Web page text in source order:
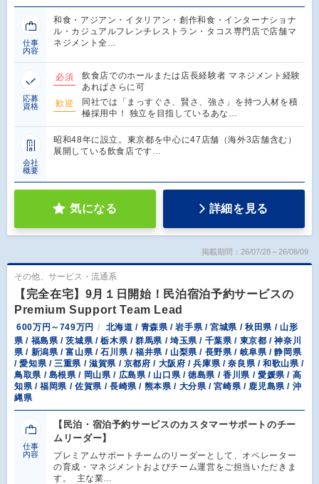
仕事
内容
和食・アジアン・イタリアン・創作和食・インターナショナ
ル・カジュアルフレンチレストラン・タコス専門店で店舗マ
ネジメント全…
応募
資格
必須
飲食店でのホールまたは店長経験者 マネジメント経験
あればさらに可
歓迎
同社では「まっすぐさ、賢さ、強さ」を持つ人材を積
極採用中！ 独立を目指しているあな…
会社
概要
昭和48年に設立。東京都を中心に47店舗（海外3店舗含む）
展開している飲食店です…
気になる 詳細を見る
掲載期間：26/07/28～26/08/09
その他、サービス・流通系
【完全在宅】9月１日開始！民泊宿泊予約サービスの
Premium Support Team Lead
600万円～749万円
北海道 / 青森県 / 岩手県 / 宮城県 / 秋田県 / 山形
県 / 福島県 / 茨城県 / 栃木県 / 群馬県 / 埼玉県 / 千葉県 / 東京都 / 神奈川
県 / 新潟県 / 富山県 / 石川県 / 福井県 / 山梨県 / 長野県 / 岐阜県 / 静岡県
/ 愛知県 / 三重県 / 滋賀県 / 京都府 / 大阪府 / 兵庫県 / 奈良県 / 和歌山県 /
鳥取県 / 島根県 / 岡山県 / 広島県 / 山口県 / 徳島県 / 香川県 / 愛媛県 / 高
知県 / 福岡県 / 佐賀県 / 長崎県 / 熊本県 / 大分県 / 宮崎県 / 鹿児島県 / 沖
縄県
仕事
内容
【民泊・宿泊予約サービスのカスタマーサポートのチー
ムリーダー】
プレミアムサポートチームのリーダーとして、オペレーター
の育成・マネジメントおよびチーム運営をご担当いただきま
す。 主な業…